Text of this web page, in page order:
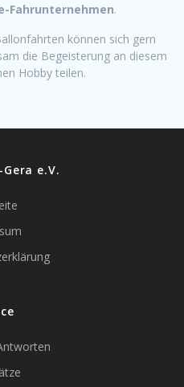
Fahrunternehmen.
können sich gern
die Begeisterung an diesem
Hobby teilen.
e.V.